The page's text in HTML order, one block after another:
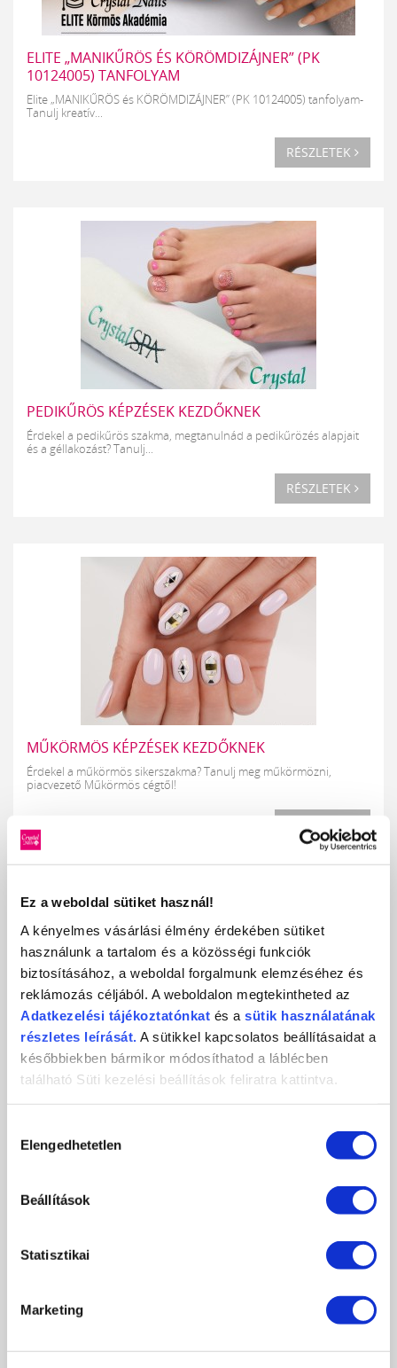
Ez a weboldal sütiket használ!
A kényelmes vásárlási élmény érdekében sütiket
használunk a tartalom és a közösségi funkciók
biztosításához, a weboldal forgalmunk elemzéséhez és
reklámozás céljából. A weboldalon megtekintheted az
Adatkezelési tájékoztatónkat és a sütik használatának
részletes leírását. A sütikkel kapcsolatos beállításaidat a
későbbiekben bármikor módosíthatod a láblécben
található Süti kezelési beállítások feliratra kattintva.
kiválasztása
Elengedhetetlen
Beállítások
Statisztikai
Marketing
ELITE „MANIKŰRÖS ÉS KÖRÖMDIZÁJNER” (PK
10124005) TANFOLYAM
Elite „MANIKŰRÖS és KÖRÖMDIZÁJNER” (PK 10124005) tanfolyam-
Tanulj kreatív...
RÉSZLETEK
PEDIKŰRÖS KÉPZÉSEK KEZDŐKNEK
Érdekel a pedikűrös szakma, megtanulnád a pedikűrözés alapjait
és a géllakozást? Tanulj...
RÉSZLETEK
MŰKÖRMÖS KÉPZÉSEK KEZDŐKNEK
Érdekel a műkörmös sikerszakma? Tanulj meg műkörmözni,
piacvezető Műkörmös cégtől!
RÉSZLETEK
DÍSZÍTŐ TOVÁBBKÉPZÉSEK
Műköröm tanfolyam - Elite Körmösakadémia - Műköröm díszítő
RÉSZLETEK